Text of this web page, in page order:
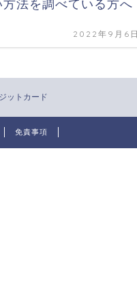
法を調べている方へ
2022年9月6
ットカード
免責事項